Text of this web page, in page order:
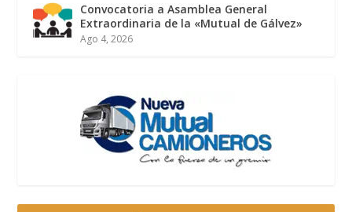
Convocatoria a Asamblea General
Extraordinaria de la «Mutual de Gálvez»
Ago 4, 2026